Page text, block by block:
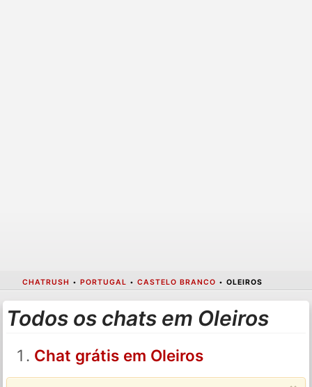
CHATRUSH • PORTUGAL • CASTELO BRANCO • OLEIROS
Todos os chats em Oleiros
Chat grátis em Oleiros